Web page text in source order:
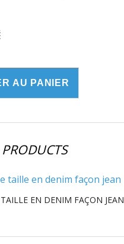
EN DENIM FAÇON JEAN